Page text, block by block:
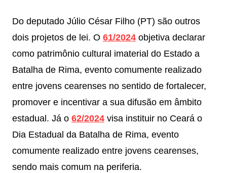
Do deputado Júlio César Filho (PT) são outros
dois projetos de lei. O 61/2024objetiva declarar
como patrimônio cultural imaterial do Estado a
Batalha de Rima, evento comumente realizado
entre jovens cearenses no sentido de fortalecer,
promover e incentivar a sua difusão em âmbito
estadual. Já o 62/2024visa instituir no Ceará o
Dia Estadual da Batalha de Rima, evento
comumente realizado entre jovens cearenses,
sendo mais comum na periferia.